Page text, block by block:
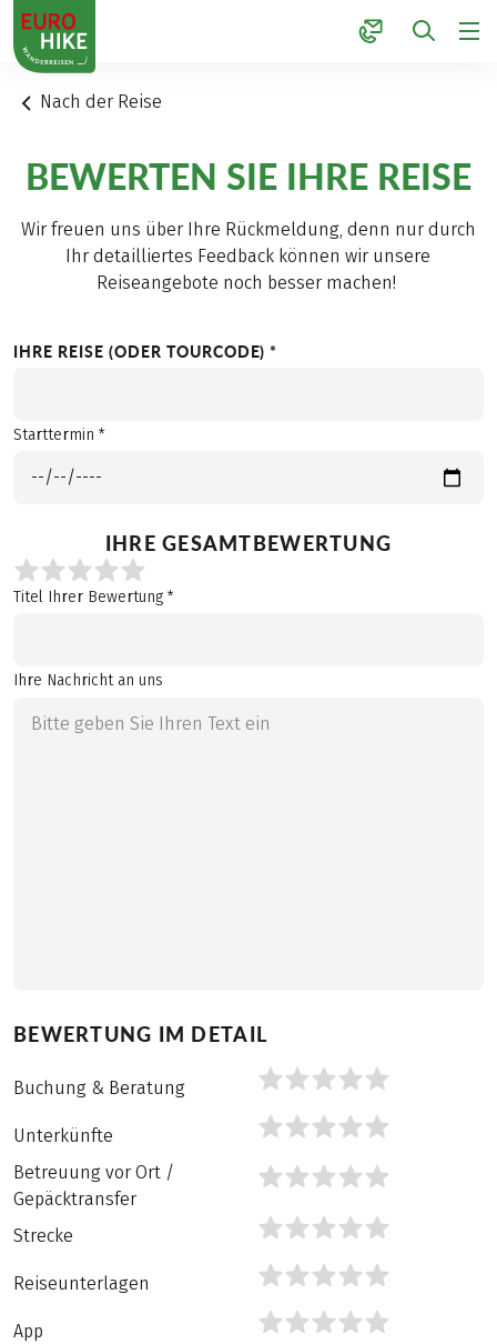
1
Nach der Reise
BEWERTEN SIE IHRE REISE
Wir freuen uns über Ihre Rückmeldung, denn nur durch
Ihr detailliertes Feedback können wir unsere
Reiseangebote noch besser machen!
IHRE REISE (ODER TOURCODE) *
Starttermin *
IHRE GESAMTBEWERTUNG
Ihre Gesamtbewertung *
Titel Ihrer Bewertung *
Ihre Nachricht an uns
BEWERTUNG IM DETAIL
Buchung & Beratung
Unterkünfte
Betreuung vor Ort /
Gepäcktransfer
form.rating.onsiteSupport
Strecke
Strecke
Reiseunterlagen
Reiseunterlagen
App
App